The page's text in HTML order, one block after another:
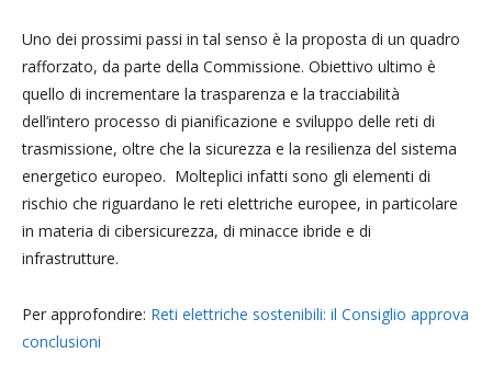
Uno dei prossimi passi in tal senso è la proposta di un quadro
rafforzato, da parte della Commissione. Obiettivo ultimo è
quello di incrementare la trasparenza e la tracciabilità
dell’intero processo di pianificazione e sviluppo delle reti di
trasmissione, oltre che la sicurezza e la resilienza del sistema
energetico europeo. Molteplici infatti sono gli elementi di
rischio che riguardano le reti elettriche europee, in particolare
in materia di cibersicurezza, di minacce ibride e di
infrastrutture.
Per approfondire: Reti elettriche sostenibili: il Consiglio approva
conclusioni